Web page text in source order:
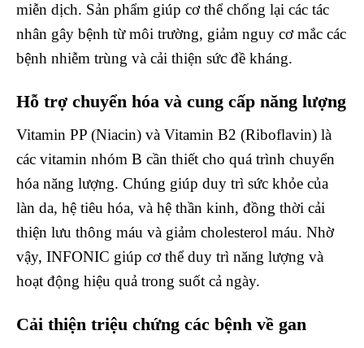
miễn dịch. Sản phẩm giúp cơ thể chống lại các tác
nhân gây bệnh từ môi trường, giảm nguy cơ mắc các
bệnh nhiễm trùng và cải thiện sức đề kháng.
Hỗ trợ chuyển hóa và cung cấp năng lượng
Vitamin PP (Niacin) và Vitamin B2 (Riboflavin) là
các vitamin nhóm B cần thiết cho quá trình chuyển
hóa năng lượng. Chúng giúp duy trì sức khỏe của
làn da, hệ tiêu hóa, và hệ thần kinh, đồng thời cải
thiện lưu thông máu và giảm cholesterol máu. Nhờ
vậy, INFONIC giúp cơ thể duy trì năng lượng và
hoạt động hiệu quả trong suốt cả ngày.
Cải thiện triệu chứng các bệnh về gan